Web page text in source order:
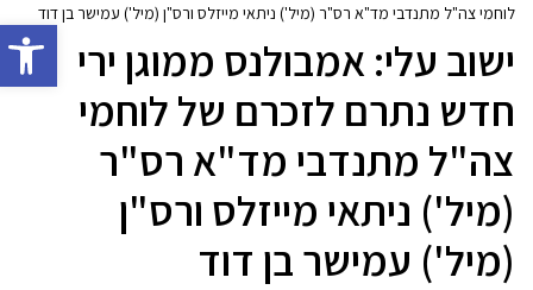
פתחלוחמי צה"ל מתנדבי מד"א רס"ר (מיל') ניתאי מייזלס ורס"ן (מיל') עמישר בן דוד
ישוב עלי: אמבולנס ממוגן ירי
חדש נתרם לזכרם של לוחמי
צה"ל מתנדבי מד"א רס"ר
(מיל') ניתאי מייזלס ורס"ן
(מיל') עמישר בן דוד